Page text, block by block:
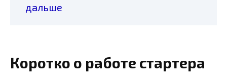
дальше
Коротко о работе стартера